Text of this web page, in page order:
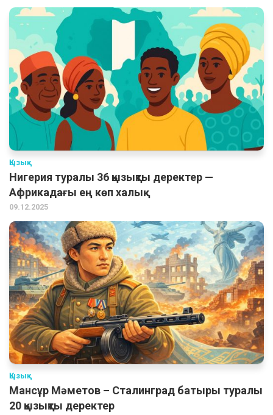
Қызық
Нигерия туралы 36 қызықты деректер —
Африкадағы ең көп халық
09.12.2025
Қызық
Мансұр Мәметов – Сталинград батыры туралы
20 қызықты деректер